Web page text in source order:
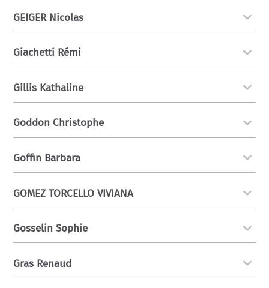
GEIGER Nicolas
Giachetti Rémi
Gillis Kathaline
Goddon Christophe
Goffin Barbara
GOMEZ TORCELLO VIVIANA
Gosselin Sophie
Gras Renaud